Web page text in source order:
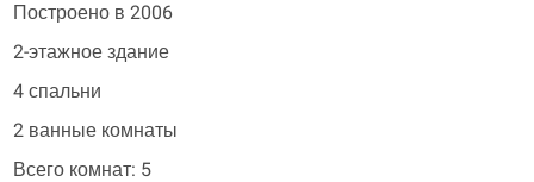
Построено в 2006
2-этажное здание
4 спальни
2 ванные комнаты
Всего комнат: 5